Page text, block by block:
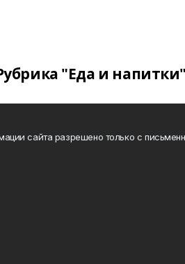
"Еда и напитки"
сайта разрешено только с